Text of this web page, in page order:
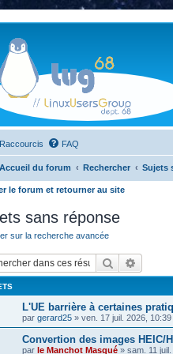
Raccourcis FAQ
Accueil du forum Rechercher Sujets
le forum et retourner au site
sans réponse
sur la recherche avancée
Rechercher
L'UE barrière à certaines
par gerard25 » ven. 17 juil. 2026, 10:39
Convertion des images HEIC/
par le Manchot Masqué » sam. 11